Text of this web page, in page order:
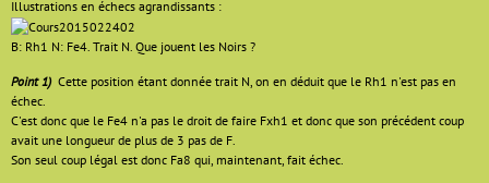
Illustrations en échecs agrandissants :
B: Rh1 N: Fe4. Trait N. Que jouent les Noirs ?
Point 1)Cette position étant donnée trait N, on en déduit que le Rh1 n'est pas en
échec.
C'est donc que le Fe4 n'a pas le droit de faire Fxh1 et donc que son précédent coup
avait une longueur de plus de 3 pas de F.
Son seul coup légal est donc Fa8 qui, maintenant, fait échec.